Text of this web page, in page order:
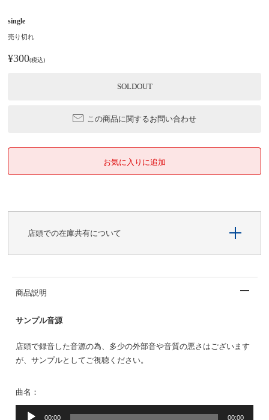
single
売り切れ
¥300(税込)
SOLDOUT
この商品に関するお問い合わせ
店頭での在庫共有について
商品説明
サンプル音源
店頭で録音した音源の為、多少の外部音や音質の悪さはございます
が、サンプルとしてご視聴ください。
曲名：
音
00:00 00:00